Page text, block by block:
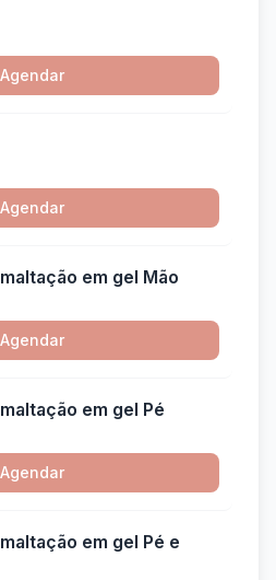
Agendar
Agendar
em gel Mão
Agendar
em gel Pé
Agendar
em gel Pé e